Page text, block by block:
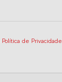
Política de Privacidade